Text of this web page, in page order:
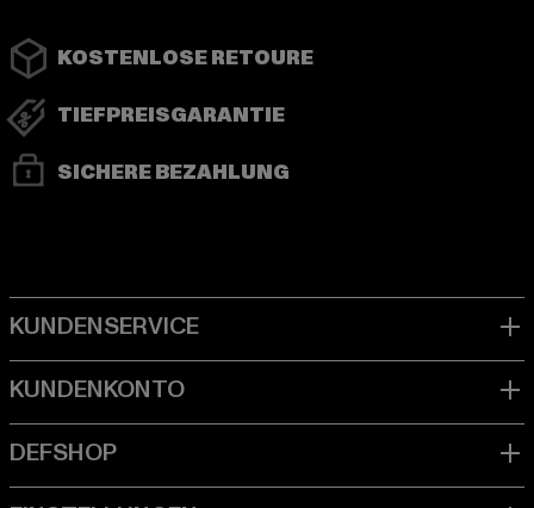
KOSTENLOSE RETOURE
TIEFPREISGARANTIE
SICHERE BEZAHLUNG